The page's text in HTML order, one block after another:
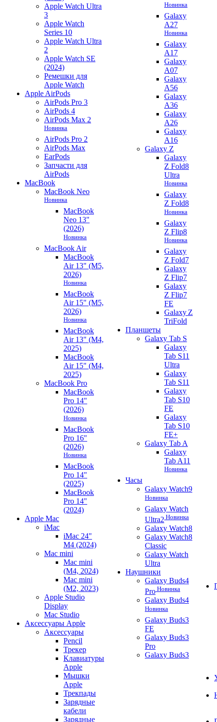
Apple Watch Ultra
3
Apple Watch
Series 10
Apple Watch Ultra
2
Apple Watch SE
(2024)
Ремешки для
Apple Watch
Apple AirPods
AirPods Pro 3
AirPods 4
AirPods Max 2
Новинка
AirPods Pro 2
AirPods Max
EarPods
Запчасти для
AirPods
MacBook
MacBook Neo
Новинка
MacBook
Neo 13"
(2026)
Новинка
MacBook Air
MacBook
Air 13" (M5,
2026)
Новинка
MacBook
Air 15" (M5,
2026)
Новинка
MacBook
Air 13" (M4,
2025)
MacBook
Air 15" (M4,
2025)
MacBook Pro
MacBook
Pro 14"
(2026)
Новинка
MacBook
Pro 16"
(2026)
Новинка
MacBook
Pro 14"
(2025)
MacBook
Pro 14"
(2024)
Apple Mac
iMac
iMac 24"
M4 (2024)
Mac mini
Mac mini
(M4, 2024)
Mac mini
(M2, 2023)
Apple Studio
Display
Mac Studio
Аксессуары Apple
Аксессуары
Pencil
Трекер
Клавиатуры
Apple
Мышки
Apple
Трекпады
Зарядные
кабели
Зарядные
Новинка
Galaxy
A27
Новинка
Galaxy
A17
Galaxy
A07
Galaxy
A56
Galaxy
A36
Galaxy
A26
Galaxy
A16
Galaxy Z
Galaxy
Z Fold8
Ultra
Новинка
Galaxy
Z Fold8
Новинка
Galaxy
Z Flip8
Новинка
Galaxy
Z Fold7
Galaxy
Z Flip7
Galaxy
Z Flip7
FE
Galaxy Z
TriFold
Планшеты
Galaxy Tab S
Galaxy
Tab S11
Ultra
Galaxy
Tab S11
Galaxy
Tab S10
FE
Galaxy
Tab S10
FE+
Galaxy Tab A
Galaxy
Tab A11
Новинка
Часы
Galaxy Watch9
Новинка
Galaxy Watch
Ultra2 Новинка
Galaxy Watch8
Galaxy Watch8
Classic
Galaxy Watch
Ultra
Наушники
Galaxy Buds4
Pro Новинка
Galaxy Buds4
Новинка
Galaxy Buds3
FE
Galaxy Buds3
Pro
Galaxy Buds3